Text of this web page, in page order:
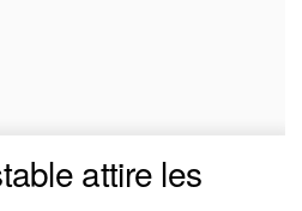
attire les